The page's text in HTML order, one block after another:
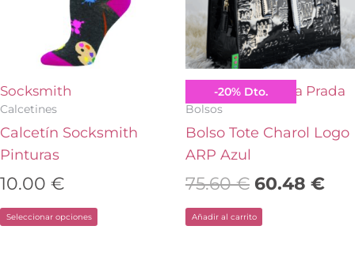
Socksmith
Calcetines
Calcetín Socksmith
Pinturas
10.00 €
Seleccionar opciones
opciones
pueden
elegir
en
la
página
producto
-20% Dto.
Agatha Ruiz de la Prada
Bolsos
Bolso Tote Charol Logo
ARP Azul
75.60€ 60.48 €
Añadir al carrito